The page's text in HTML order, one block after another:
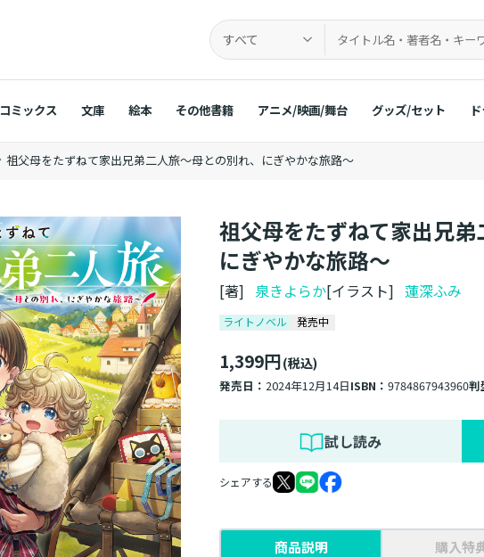
すべて
コミックス 文庫 絵本 その他書籍 アニメ/映画/舞台 グッズ/セット
祖父母をたずねて家出兄弟二人旅～母との別れ、にぎやかな旅路～
祖父母をたずねて家出兄弟
にぎやかな旅路～
[著] 泉きよらか[イラスト]蓮深ふみ
ライトノベル 発売中
1,399円(税込)
発売日：2024年12月14日ISBN：9784867943960判
試し読み
シェアする
商品説明 購入特